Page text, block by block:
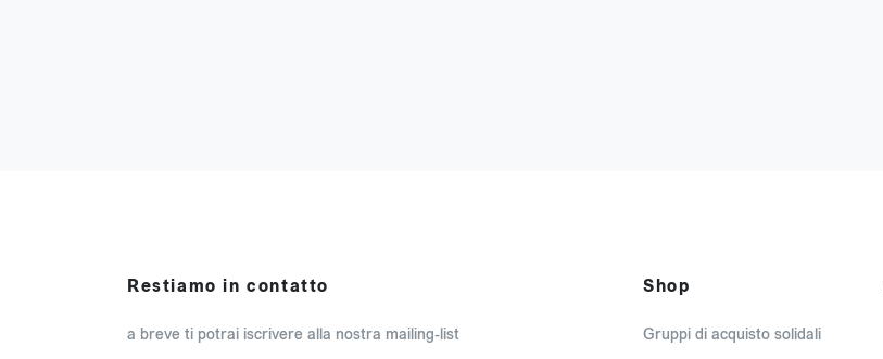
Restiamo in contatto
a breve ti potrai iscrivere alla nostra mailing-list
Shop
Gruppi di acquisto solidali